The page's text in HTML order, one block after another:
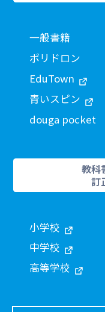
一般書籍
ポリドロン
EduTown
青いスピン
douga pocket
教科
訂
小学校
中学校
高等学校